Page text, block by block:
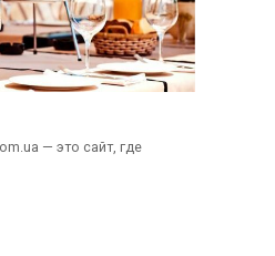
— это сайт, где